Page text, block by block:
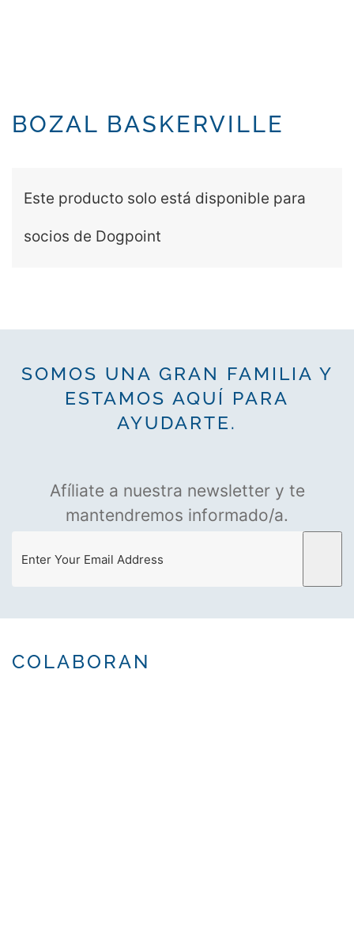
BOZAL BASKERVILLE
Este producto solo está disponible para
socios de Dogpoint
SOMOS UNA GRAN FAMILIA Y
ESTAMOS AQUÍ PARA
AYUDARTE.
Afíliate a nuestra newsletter y te
mantendremos informado/a.
COLABORAN